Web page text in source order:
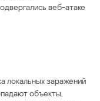
веб-атаке
локальных заражений
объекты,